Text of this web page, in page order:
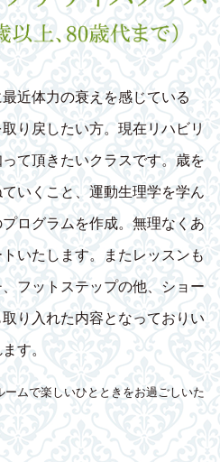
近体力の衰えを感じている
り戻したい方。現在リハビリ
て頂きたいクラスです。歳を
いくこと、運動生理学を学ん
ログラムを作成。無理なくあ
いたします。またレッスンも
フットステップの他、ショー
り入れた内容となっておりい
す。
ムで楽しいひとときをお過ごしいた